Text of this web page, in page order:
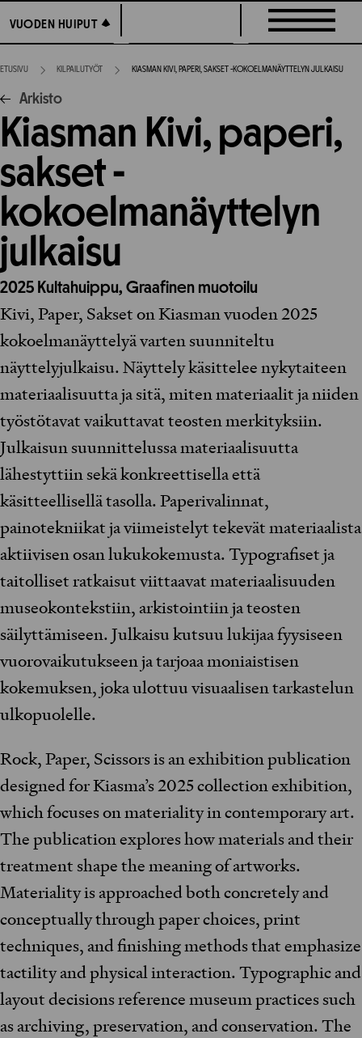
suoraan
sisältöön
VUODEN HUIPUT
VUODEN HUIPUT
ETUSIVU KILPAILUTYÖT KIASMAN KIVI, PAPERI, SAKSET -KOKOELMANÄYTTELYN JULKAISU
Arkisto
Kiasman Kivi, paperi,
sakset -
kokoelmanäyttelyn
julkaisu
2025 Kultahuippu, Graafinen muotoilu
Kivi, Paper, Sakset on Kiasman vuoden 2025
kokoelmanäyttelyä varten suunniteltu
näyttelyjulkaisu. Näyttely käsittelee nykytaiteen
materiaalisuutta ja sitä, miten materiaalit ja niiden
työstötavat vaikuttavat teosten merkityksiin.
Julkaisun suunnittelussa materiaalisuutta
lähestyttiin sekä konkreettisella että
käsitteellisellä tasolla. Paperivalinnat,
painotekniikat ja viimeistelyt tekevät materiaalista
aktiivisen osan lukukokemusta. Typografiset ja
taitolliset ratkaisut viittaavat materiaalisuuden
museokontekstiin, arkistointiin ja teosten
säilyttämiseen. Julkaisu kutsuu lukijaa fyysiseen
vuorovaikutukseen ja tarjoaa moniaistisen
kokemuksen, joka ulottuu visuaalisen tarkastelun
ulkopuolelle.
Rock, Paper, Scissors is an exhibition publication
designed for Kiasma’s 2025 collection exhibition,
which focuses on materiality in contemporary art.
The publication explores how materials and their
treatment shape the meaning of artworks.
Materiality is approached both concretely and
conceptually through paper choices, print
techniques, and finishing methods that emphasize
tactility and physical interaction. Typographic and
layout decisions reference museum practices such
as archiving, preservation, and conservation. The